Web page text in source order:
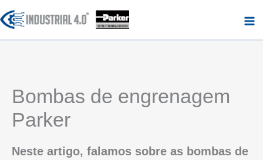
para
o
Bombas de engrenagem
Parker
Neste artigo, falamos sobre as bombas de